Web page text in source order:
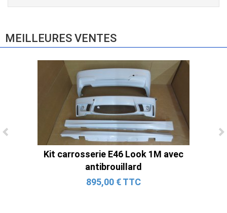
Ligne Cat-Back Active 4 Sorties avec
Tube en H pour Ford Mustang GT & V6
(2015-2023)
E83 (2004-2010)
MEILLEURES VENTES
Kit carrosserie E46 Look 1M avec
antibrouillard
895,00 € TTC